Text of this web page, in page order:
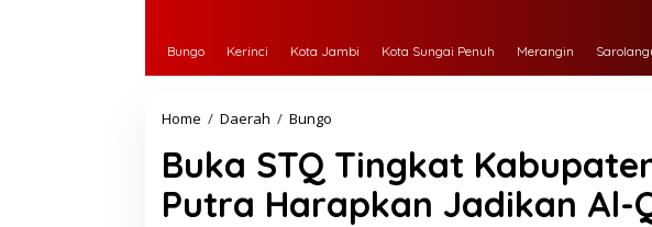
Bungo Kerinci Kota Jambi Kota Sungai Penuh Merangin
Home / Daerah / Bungo
k
S
T
Buka STQ Tingkat
Putra Harapkan Jadikan Al-